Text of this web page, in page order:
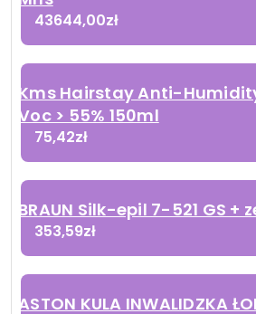
43644,00zł
Kms Hairstay Anti-
Voc > 55% 150ml
75,42zł
BRAUN Silk-epil 7-521 GS +
353,59zł
ASTON KULA INWALIDZKA